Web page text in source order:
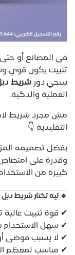
في المصانع أو حتى
تثبيت يكون قوي
بييجي دور شريط
العملية والذكية.
مش مجرد شريط
التقليدية 👇
بفضل تصميمه
وقدرة على امتصاص
كبيرة من
🔹 ليه تختار شريط
✔ قوة تثبيت عالية
✔ سهل الاستخدام
✔ لا يسبب فوضى
✔ مناسب لمعظم